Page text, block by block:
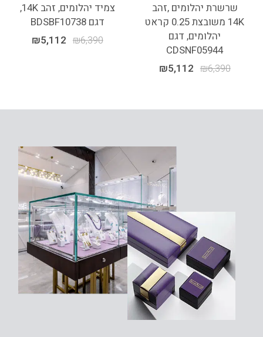
שרשרת יהלומים ,זהב
14K משובצת 0.25 קראט
יהלומים, דגם
CDSNF05944
₪6,390
₪5,112
צמיד יהלומים, זהב 14K,
דגם BDSBF10738
₪6,390
₪5,112